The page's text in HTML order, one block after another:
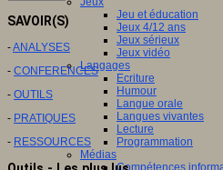
Jeu et éducation
Jeux 4/12 ans
Jeux sérieux
Jeux vidéo
Langages
Ecriture
Humour
Langue orale
Langues vivantes
Lecture
Programmation
Médias
Compétences
SAVOIR(S)
-ANALYSES
- CONFERENCES
- OUTILS
- PRATIQUES
- RESSOURCES